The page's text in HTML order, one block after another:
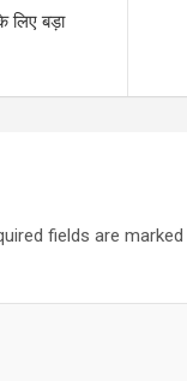
लिए बड़ा
fields are marked